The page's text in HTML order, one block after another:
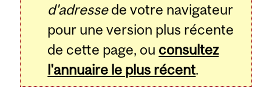
d'adressede votre navigateur
pour une version plus récente
de cette page, ou consultez
l'annuaire le plus récent.